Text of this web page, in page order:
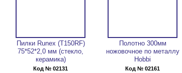
Пилки Runex (T150RF)
75*52*2,0 мм (стекло,
керамика)
Код № 02131
Полотно 300мм
ножовочное по металлу
Hobbi
Код № 02161